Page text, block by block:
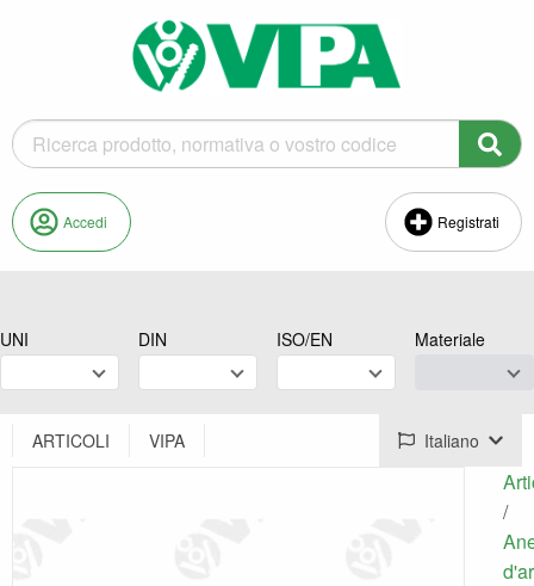
Accedi Registrati
UNI DIN ISO/EN Materiale
ARTICOLI VIPA Italiano
/